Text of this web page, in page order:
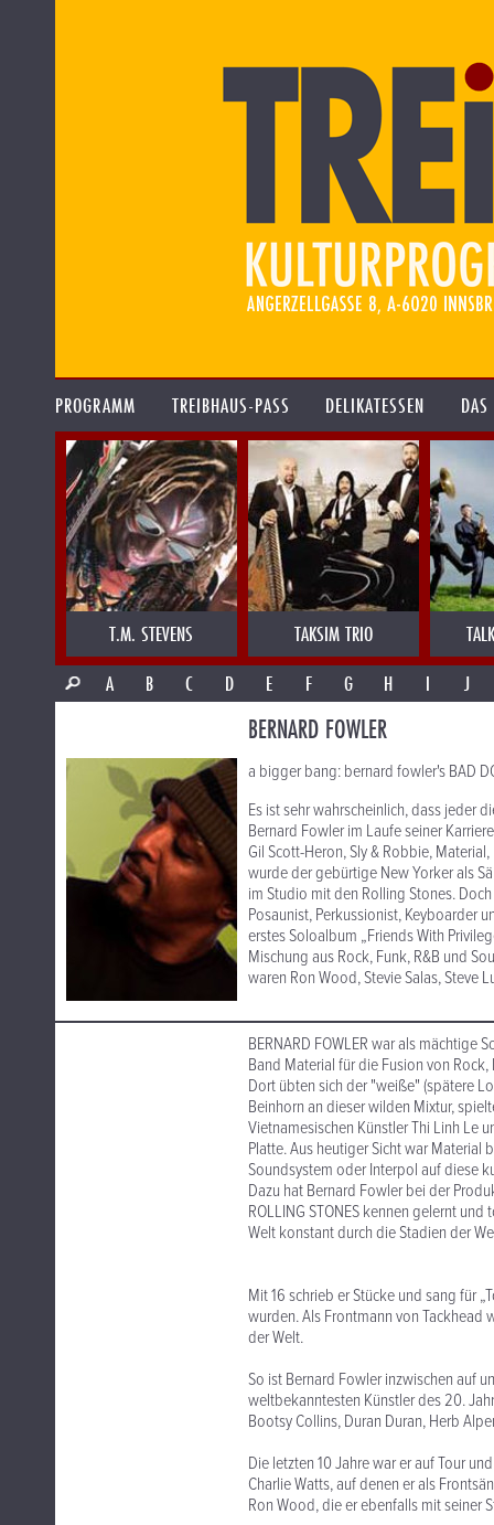
PROGRAMM TREIBHAUS-PASS DELIKATESSEN
T.M. STEVENS TAKSIM TRIO
A
B C D E F G H I J
BERNARD FOWLER
a bigger bang: bernard fowler's BAD
Es ist sehr wahrscheinlich, dass jeder
Bernard Fowler im Laufe seiner
Gil Scott-Heron, Sly & Robbie,
wurde der gebürtige New Yorker als
im Studio mit den Rolling Stones.
Posaunist, Perkussionist, Keyboarder
erstes Soloalbum „Friends With
Mischung aus Rock, Funk, R&B und
waren Ron Wood, Stevie Salas, Steve
BERNARD FOWLER war als
Band Material für die Fusion von
Dort übten sich der "weiße" (spätere
Beinhorn an dieser wilden Mixtur,
Vietnamesischen Künstler Thi Linh Le
Platte. Aus heutiger Sicht war Material
Soundsystem oder Interpol auf diese
Dazu hat Bernard Fowler bei der
ROLLING STONES kennen gelernt
Welt konstant durch die Stadien der
Mit 16 schrieb er Stücke und sang für
wurden. Als Frontmann von
der Welt.
So ist Bernard Fowler inzwischen auf
weltbekanntesten Künstler des 20.
Bootsy Collins, Duran Duran, Herb
Die letzten 10 Jahre war er auf Tour
Charlie Watts, auf denen er als
Ron Wood, die er ebenfalls mit seiner